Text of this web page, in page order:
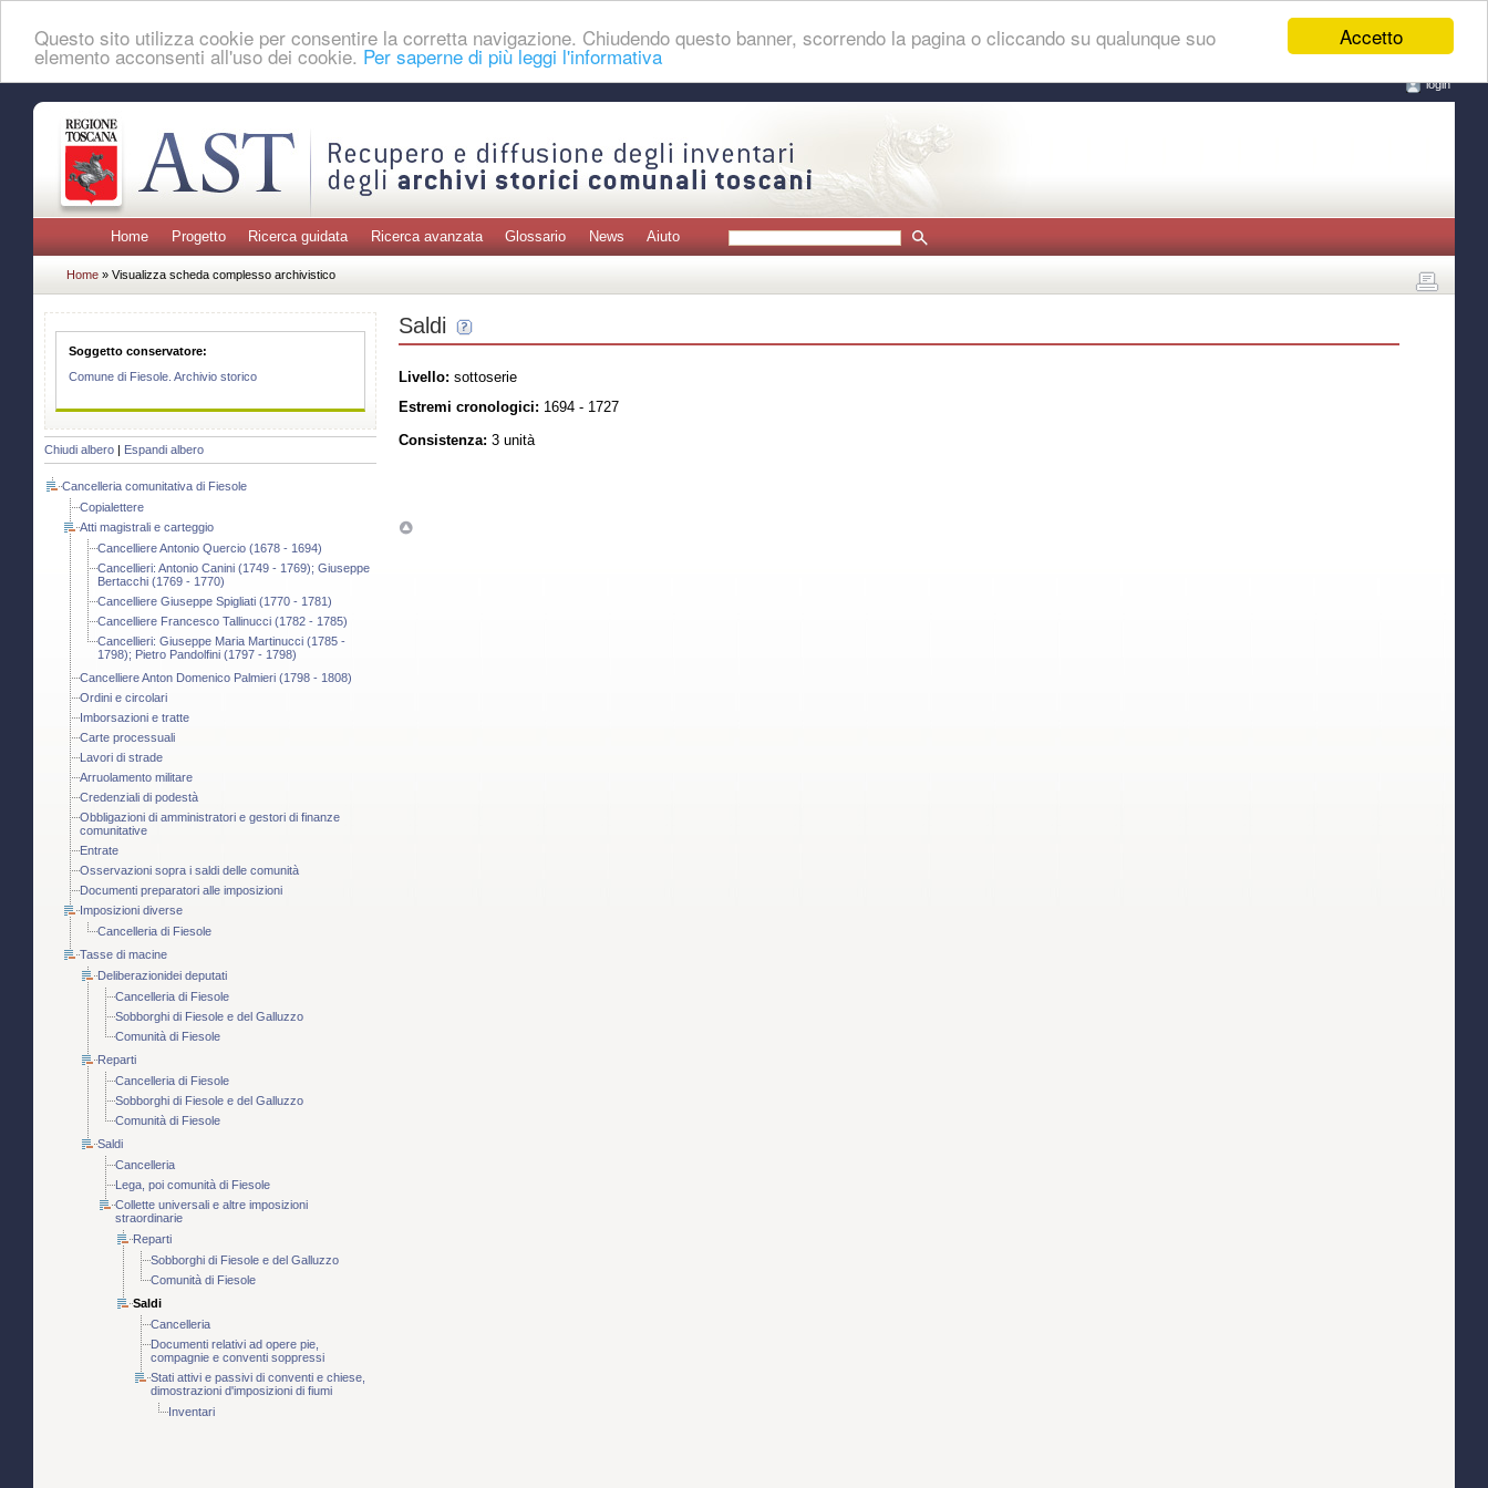
Accetto
Questo sito utilizza cookie per consentire la corretta navigazione. Chiudendo questo banner, scorrendo la pagina o cliccando su qualunque suo
elemento acconsenti all'uso dei cookie. Per saperne di più leggi l'informativa
login
Home Progetto Ricerca guidata Ricerca avanzata Glossario News Aiuto
Home » Visualizza scheda complesso archivistico
Soggetto conservatore:
Comune di Fiesole. Archivio storico
Chiudi albero Espandi albero
Cancelleria comunitativa di Fiesole
Copialettere
Atti magistrali e carteggio
Cancelliere Antonio Quercio (1678 - 1694)
Cancellieri: Antonio Canini (1749 - 1769); Giuseppe
Bertacchi (1769 - 1770)
Cancelliere Giuseppe Spigliati (1770 - 1781)
Cancelliere Francesco Tallinucci (1782 - 1785)
Cancellieri: Giuseppe Maria Martinucci (1785 -
1798); Pietro Pandolfini (1797 - 1798)
Cancelliere Anton Domenico Palmieri (1798 - 1808)
Ordini e circolari
Imborsazioni e tratte
Carte processuali
Lavori di strade
Arruolamento militare
Credenziali di podestà
Obbligazioni di amministratori e gestori di finanze
comunitative
Entrate
Osservazioni sopra i saldi delle comunità
Documenti preparatori alle imposizioni
Imposizioni diverse
Cancelleria di Fiesole
Tasse di macine
Deliberazionidei deputati
Cancelleria di Fiesole
Sobborghi di Fiesole e del Galluzzo
Comunità di Fiesole
Reparti
Cancelleria di Fiesole
Sobborghi di Fiesole e del Galluzzo
Comunità di Fiesole
Saldi
Cancelleria
Lega, poi comunità di Fiesole
Collette universali e altre imposizioni
straordinarie
Reparti
Sobborghi di Fiesole e del Galluzzo
Comunità di Fiesole
Saldi
Cancelleria
Documenti relativi ad opere pie,
compagnie e conventi soppressi
Stati attivi e passivi di conventi e chiese,
dimostrazioni d'imposizioni di fiumi
Inventari
Saldi
Livello: sottoserie
Estremi cronologici: 1694 - 1727
Consistenza: 3 unità